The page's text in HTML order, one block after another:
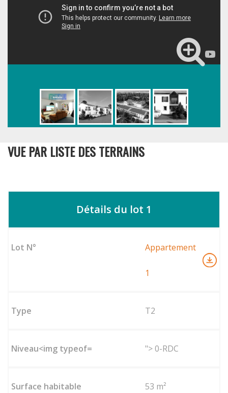
VUE PAR LISTE DES TERRAINS
Détails du lot 1
Appartement
1
T2
"> 0-RDC
53 m²